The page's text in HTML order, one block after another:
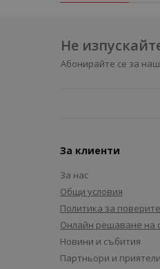
Не
Абонирайте се за
За клиенти
За нас
Общи условия
Политика за
Онлайн решаване на
Новини и събития
Партньори и приятели